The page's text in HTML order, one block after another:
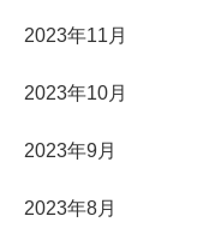
2023年11月
2023年10月
2023年9月
2023年8月